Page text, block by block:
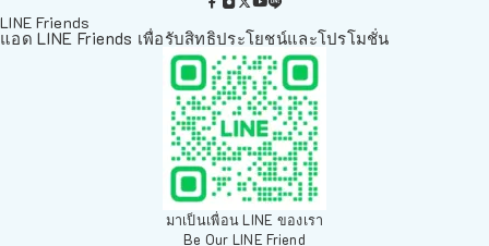
LINE Friends
แอด LINE Friends เพื่อรับสิทธิประโยชน์และโปรโมชั่น
มาเป็นเพื่อน LINE ของเรา
Be Our LINE Friend